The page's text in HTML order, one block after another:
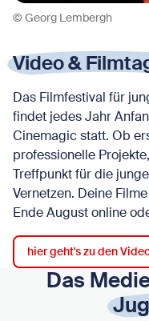
Video &
Das Filmfestival für
findet jedes Jahr
Cinemagic statt. Ob
professionelle
Treffpunkt für die
Vernetzen. Deine
Ende August online
hier geht's zu den
© Georg Lembergh
Das